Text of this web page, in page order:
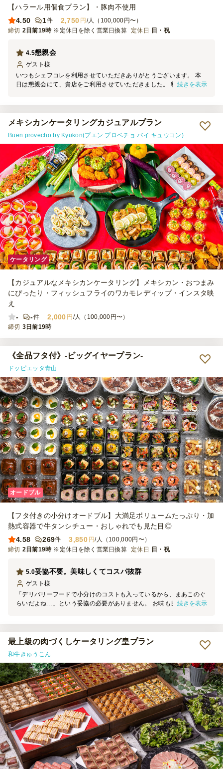
【ハラール用個食プラン】・豚肉不使用
4.50
1件 2,750 円 /人（100,000円〜）
締切 2日前19時 ※定休日を除く営業日換算 定休日 日・祝
懇親会
4.5
ゲスト 様
いつもシェフコレを利用させていただきありがとうございます。 本
日は懇親会にて、貴店をご利用させていただきました。 料理の見た
続きを表示
メキシカンケータリングカジュアルプラン
Buen provecho by Kyukon(プエン プロベチョ バイ キュウコン)
ケータリング
【カジュアルなメキシカンケータリング】メキシカン・おつまみ
にぴったり・フィッシュフライのワカモレディップ・インスタ映
え
-
-件 2,000 円 /人（100,000円〜）
締切 3日前19時
《全品フタ付》-ビッグイヤープラン-
ドッピエッタ青山
オードブル
【フタ付きの小分けオードブル】大満足ボリュームたっぷり・加
熱式容器で牛タンシチュー・おしゃれでも見た目◎
4.58
269件 3,850 円/人（100,000円〜）
締切 2日前19時 ※定休日を除く営業日換算 定休日 日・祝
妥協不要。美味しくてコスパ抜群
5.0
ゲスト 様
「デリバリーフードで小分けのコストも入っているから、まあこのぐ
らいだよね…」という妥協の必要がありません。 お味も良くボリュ
ーメニューを始めたのかと勘違いされたかたもいらっしゃるぐらい。
またこのような機会に利用させていただきます。
続きを表示
最上級の肉づくしケータリング皇プラン
和牛きゅうこん